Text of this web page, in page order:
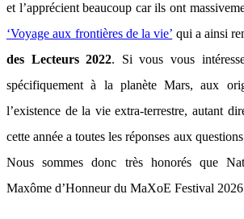
et l’apprécient beaucoup car ils ont
‘Voyage aux frontières de la vie’ qui a ainsi
des Lecteurs 2022. Si vous vous
spécifiquement à la planète Mars, aux
l’existence de la vie extra-terrestre, autant
cette année a toutes les réponses aux
Nous sommes donc très honorés que
Maxôme d’Honneur du MaXoE Festival